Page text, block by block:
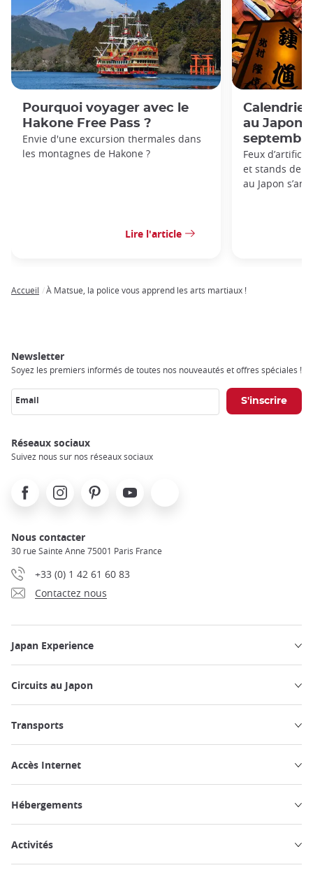
Pourquoi voyager avec le
Hakone Free Pass ?
Envie d'une excursion thermales dans
les montagnes de Hakone ?
Lire l'article
au Japon:
Feux
et stands de
au Japon
Accueil À Matsue, la police vous apprend les arts martiaux !
Newsletter
Soyez les premiers informés de toutes nos nouveautés et offres spéciales !
Email
Réseaux sociaux
Suivez nous sur nos réseaux sociaux
FacebookInstagramPinterest Youtube
Nous contacter
30 rue Sainte Anne 75001 Paris France
+33 (0) 1 42 61 60 83
Contactez nous
Japan Experience
Circuits au Japon
Transports
Accès Internet
Hébergements
Activités